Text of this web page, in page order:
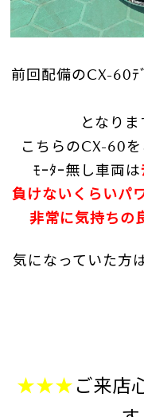
前回配備のCX-60ﾃ
となり
こちらのCX-60を
ﾓｰﾀｰ無し車両は
負けないくらいパ
非常に気持ちの
気になっていた方
★★★ ご来店